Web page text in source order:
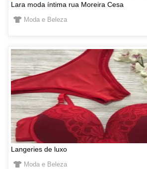
Lara moda íntima rua Moreira Cesa
Moda e Beleza
Langeries de luxo
Moda e Beleza